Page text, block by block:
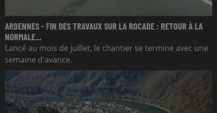
ARDENNES - FIN DES TRAVAUX SUR LA ROCADE : RETOUR À LA
NORMALE...
Lancé au mois de juillet, le chantier se termine avec une
semaine d'avance.